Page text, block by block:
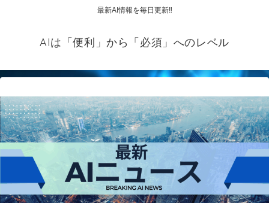
最新AI情報を毎日更新‼
AIは「便利」から「必須」へのレベル